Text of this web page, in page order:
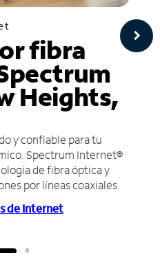
fibra
Heights,
y confiable para tu
Spectrum Internet®
de fibra óptica y
por líneas coaxiales.
de Internet